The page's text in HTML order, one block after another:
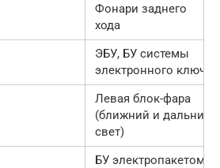
Фонари заднего
хода
ЭБУ, БУ системы
электронного ключа
Левая блок-фара
(ближний и дальний
свет)
БУ электропакетом